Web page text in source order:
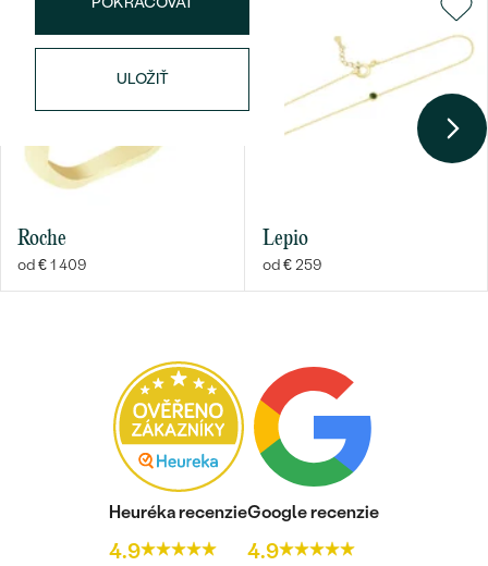
ULOŽIŤ
Roche
od € 1 409
Lepio
od € 259
Heuréka recenzie
4.9
Google recenzie
4.9